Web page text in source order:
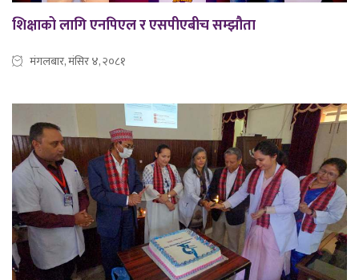
शिक्षाको लागि एनपिएल र एसपीएबीच सम्झौता
मंगलबार, मंसिर ४, २०८१